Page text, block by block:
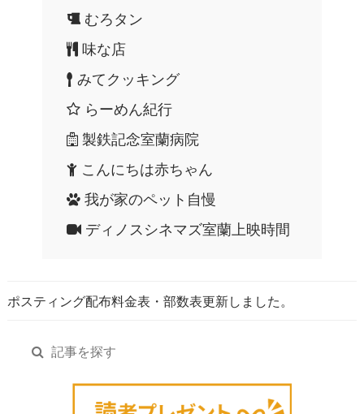
むろタン
味な店
みてクッキング
らーめん紀行
製鉄記念室蘭病院
こんにちは赤ちゃん
我が家のペット自慢
ディノスシネマズ室蘭上映時間
ポスティング配布料金表・部数表更新しました。
記事を探す